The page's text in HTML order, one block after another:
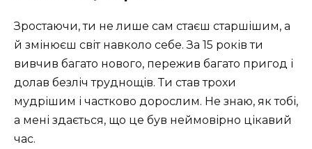
Зростаючи, ти не лише сам стаєш старшішим, а
й змінюєш світ навколо себе. За 15 років ти
вивчив багато нового, пережив багато пригод і
долав безліч труднощів. Ти став трохи
мудрішим і частково дорослим. Не знаю, як тобі,
а мені здається, що це був неймовірно цікавий
час.